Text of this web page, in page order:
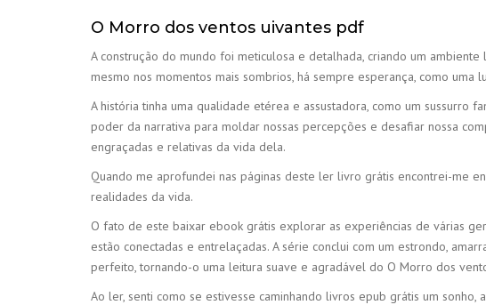
O Morro dos ventos uivantes pdf
A construção do mundo foi meticulosa e detalhada, criando um
mesmo nos momentos mais sombrios, há sempre esperança, como
A história tinha uma qualidade etérea e assustadora, como um sussurro
poder da narrativa para moldar nossas percepções e desafiar nossa
engraçadas e relativas da vida dela.
Quando me aprofundei nas páginas deste ler livro grátis encontrei-me
realidades da vida.
O fato de este baixar ebook grátis explorar as experiências de várias
estão conectadas e entrelaçadas. A série conclui com um estrondo,
perfeito, tornando-o uma leitura suave e agradável do O Morro dos
Ao ler, senti como se estivesse caminhando livros epub grátis um